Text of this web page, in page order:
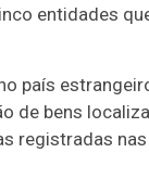
entidades
país
de bens
registradas nas